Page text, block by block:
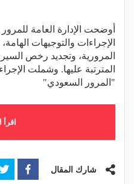
أوضحت الإدارة العامة
الإجراءات والتوجيهات
المرورية، وتجديد رخص
المترتبة عليها. وشملت
"المرور السعودي"
شارك المقال